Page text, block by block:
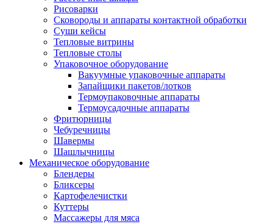
Рисоварки
Сковороды и аппараты контактной обработки
Суши кейсы
Тепловые витрины
Тепловые столы
Упаковочное оборудование
Вакуумные упаковочные аппараты
Запайщики пакетов/лотков
Термоупаковочные аппараты
Термоусадочные аппараты
Фритюрницы
Чебуречницы
Шавермы
Шашлычницы
Механическое оборудование
Блендеры
Бликсеры
Картофелечистки
Куттеры
Массажеры для мяса